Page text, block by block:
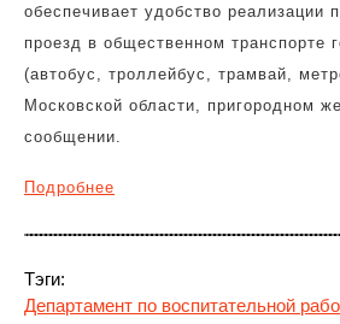
обеспечивает удобство реализации
проезд в общественном транспорте
(автобус, троллейбус, трамвай,
Московской области, пригородном
сообщении.
Подробнее
Тэги:
Департамент по воспитательной